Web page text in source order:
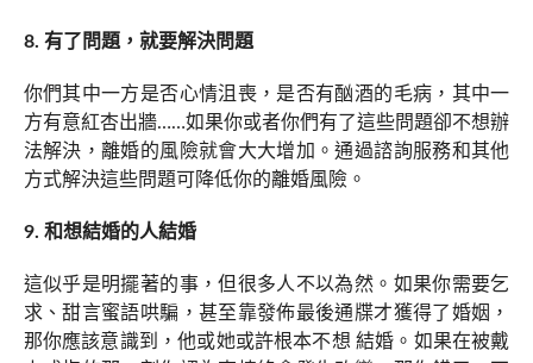
8. 有了問題，就要解決問題
你們其中一方是否心情沮喪，是否有酗酒的毛病，其中一
方有意紅杏出牆……如果你或者你們有了這些問題卻不想辦
法解決，離婚的風險就會大大增加。通過諮詢服務和其他
方式解決這些問題可降低你的離婚風險。
9. 和想結婚的人結婚
這似乎是明擺著的事，但很多人不以為然。如果你需要乞
求、甜言蜜語哄騙，甚至靠發佈最後通牒才獲得了婚姻，
那你應該意識到，他或她或許根本不想 結婚。如果在被戴